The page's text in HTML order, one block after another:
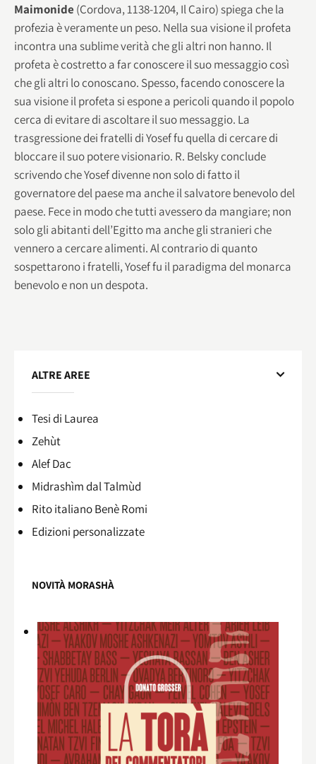
Maimonide (Cordova, 1138-1204, Il Cairo) spiega che la
profezia è veramente un peso. Nella sua visione il profeta
incontra una sublime verità che gli altri non hanno. Il
profeta è costretto a far conoscere il suo messaggio così
che gli altri lo conoscano. Spesso, facendo conoscere la
sua visione il profeta si espone a pericoli quando il popolo
cerca di evitare di ascoltare il suo messaggio. La
trasgressione dei fratelli di Yosef fu quella di cercare di
bloccare il suo potere visionario. R. Belsky conclude
scrivendo che Yosef divenne non solo di fatto il
governatore del paese ma anche il salvatore benevolo del
paese. Fece in modo che tutti avessero da mangiare; non
solo gli abitanti dell’Egitto ma anche gli stranieri che
vennero a cercare alimenti. Al contrario di quanto
sospettarono i fratelli, Yosef fu il paradigma del monarca
benevolo e non un despota.
ALTRE AREE
Tesi di Laurea
Zehùt
Alef Dac
Midrashìm dal Talmùd
Rito italiano Benè Romi​
Edizioni personalizzate
NOVITÀ MORASHÀ